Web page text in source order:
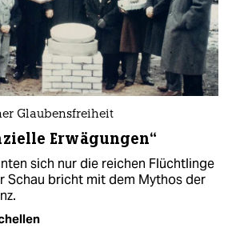
Glaubensfreiheit
Erwägungen“
sich nur die reichen Flüchtlinge
Schau bricht mit dem Mythos der